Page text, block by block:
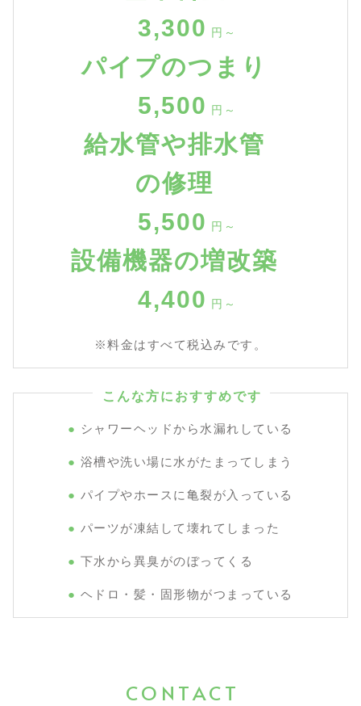
3,300
円～
パイプのつまり
5,500
円～
給水管や排水管
の修理
5,500
円～
設備機器の増改築
4,400
円～
※料金はすべて税込みです。
こんな方におすすめです
シャワーヘッドから水漏れしている
浴槽や洗い場に水がたまってしまう
パイプやホースに亀裂が入っている
パーツが凍結して壊れてしまった
下水から異臭がのぼってくる
ヘドロ・髪・固形物がつまっている
CONTACT